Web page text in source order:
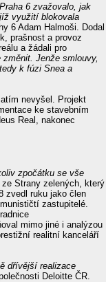
6 zvažovalo, jak
využití blokovala
6 Adam Halmoši. Dodal
prašnost a provoz
a žádali pro
změnit. Jenže smlouvy,
k fúzi Snea a
nevyšel. Projekt
ke stavebním
Real, nakonec
zpočátku se vše
Strany zelených, který
zvedl ruku jako člen
zastupitelé.
mimo jiné i analýzou
realitní kanceláří
dřívější realizace
Deloitte ČR.